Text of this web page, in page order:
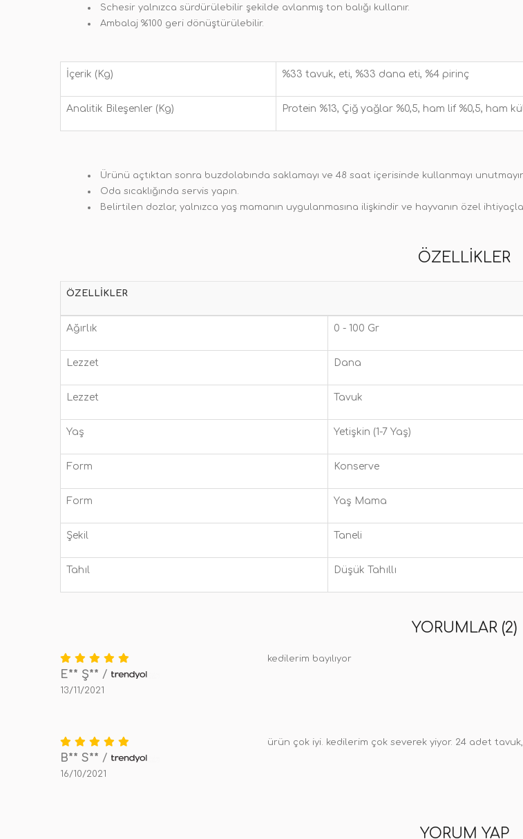
Schesir yalnızca sürdürülebilir şekilde avlanmış ton balığı kullanır.
Ambalaj %100 geri dönüştürülebilir.
İçerik (Kg) %33 tavuk, eti, %33 dana eti, %4 pirinç
Analitik Bileşenler (Kg) Protein %13, Çiğ yağlar %0,5, ham lif %0,5, ham
Ürünü açtıktan sonra buzdolabında saklamayı ve 48 saat içerisinde kullanmayı
Oda sıcaklığında servis yapın.
Belirtilen dozlar, yalnızca yaş mamanın uygulanmasına ilişkindir ve hayvanın özel
ÖZELLIKLER
ÖZELLIKLER
Ağırlık 0 - 100 Gr
Lezzet Dana
Lezzet Tavuk
Yaş Yetişkin (1-7 Yaş)
Form Konserve
Form Yaş Mama
Şekil Taneli
Tahıl Düşük Tahıllı
YORUMLAR (2)
E** Ş** /
13/11/2021
kedilerim bayılıyor
B** S** /
16/10/2021
ürün çok iyi. kedilerim çok severek yiyor. 24 adet
YORUM YAP